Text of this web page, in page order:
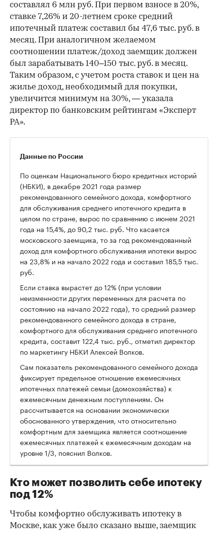
составлял 6 млн руб. При первом взносе в 20%,
ставке 7,26% и 20-летнем сроке средний
ипотечный платеж составил бы 47,6 тыс. руб. в
месяц. При аналогичном желаемом
соотношении платеж/доход заемщик должен
был зарабатывать 140–150 тыс. руб. в месяц.
Таким образом, с учетом роста ставок и цен на
жилье доход, необходимый для покупки,
увеличится минимум на 30%, — указала
директор по банковским рейтингам «Эксперт
РА».
Данные по России
По оценкам Национального бюро кредитных историй
(НБКИ), в декабре 2021 года размер
рекомендованного семейного дохода, комфортного
для обслуживания среднего ипотечного кредита в
целом по стране, вырос по сравнению с июнем 2021
года на 15,4%, до 90,2 тыс. руб. Что касается
московского заемщика, то за год рекомендованный
доход для комфортного обслуживания ипотеки вырос
на 23,8% и на начало 2022 года и составил 185,5 тыс.
руб.
Если ставка вырастет до 12% (при условии
неизменности других переменных для расчета по
состоянию на начало 2022 года), то средний размер
рекомендованного семейного дохода в стране,
комфортного для обслуживания среднего ипотечного
кредита, составит 122,4 тыс. руб., отметил директор
по маркетингу НБКИ Алексей Волков.
Сам показатель рекомендованного семейного дохода
фиксирует предельное отношение ежемесячных
ипотечных платежей семьи (домохозяйства) к
ежемесячным денежным поступлениям. Он
рассчитывается на основании экономически
обоснованного утверждения, что относительно
комфортным для заемщика является соотношение
ежемесячных платежей к ежемесячным доходам на
уровне 1/3, пояснил Волков.
Кто может позволить себе ипотеку
под 12%
Чтобы комфортно обслуживать ипотеку в
Москве, как уже было сказано выше, заемщик